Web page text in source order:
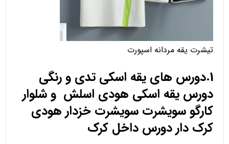
تیشرت یقه مردانه اسپورت
1.دورس های یقه اسکی تدی و رنگی
دورس یقه اسکی هودی اسلش و شلوار
کارگو سویشرت سویشرت خزدار هودی
کرک دار دورس داخل کرک